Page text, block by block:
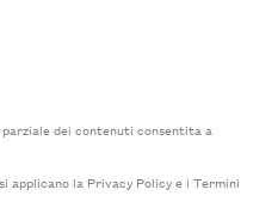
dei contenuti consentita a
applicano la Privacy Policye i Termini